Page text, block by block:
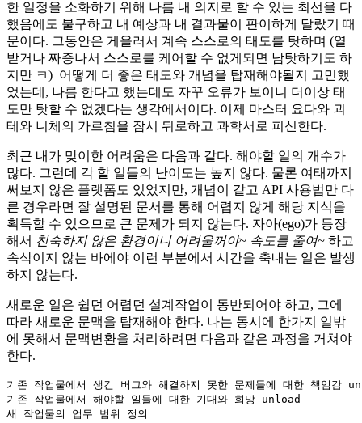
한 일정을 소화하기 위해 나름 내 의지로 할 수 있는 최선을 다
했음에도 불구하고 내 예상과 내 결과물이 판이하게 달랐기 때
문이다. 그동안은 게을러서 계속 스스로의 태도를 탓하며 (열
받거나 짜증나서 스스로를 케어할 수 없게되면 남탓하기도 하
지만 ㅋ) 어떻게 더 좋은 태도와 개념을 탑재해야될지 고민했
었는데, 나름 한다고 했는데도 자꾸 오류가 보이니 더이상 태
도만 탓할 수 없겠다는 생각에서이다. 이제 마스터 요다와 괴
테와 니체의 가르침을 잠시 뒤로하고 과학서로 피신한다.
최근 내가 맞이한 어려움은 다음과 같다. 해야할 일의 개수가
많다. 그런데 각 할 일들의 난이도는 높지 않다. 물론 여태까지
써보지 않은 플랫폼도 있었지만, 개념이 같고 API 사용법만 다
른 경우라면 잘 설명된 문서를 통해 어렵지 않게 해당 지식을
획득할 수 있으므로 큰 문제가 되지 않는다. 자아(ego)가 등장
해서 친숙하지 않은 환경이니 어려울꺼야~ 속도를 줄여~ 하고
속삭이지 않는 바에야 이런 부분에서 시간을 축내는 일은 발생
하지 않는다.
새로운 일은 쉽던 어렵던 설계작업이 동반되어야 하고, 그에
따라 새로운 문맥을 탑재해야 한다. 나는 동시에 한가지 일밖
에 못해서 문맥변환을 처리하려면 다음과 같은 과정을 거쳐야
한다.
기존 작업물에서 생긴 버그와 해결하지 못한 문제들에 대한 책임감
기존 작업물에서 해야할 일들에 대한 기대와 희망 unload
새 작업물의 업무 범위 정의